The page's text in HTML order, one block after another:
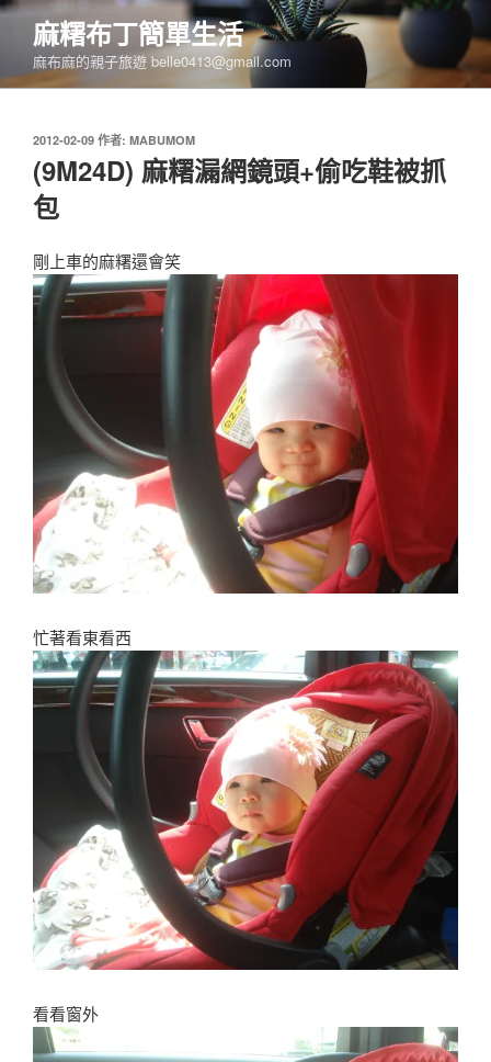
跳
要
麻糬布丁簡單生活
麻布麻的親子旅遊 belle0413@gmail.com
發
佈
於
2012-02-09 作者: MABUMOM
(9M24D) 麻糬漏網鏡頭+偷吃鞋被抓
包
剛上車的麻糬還會笑
忙著看東看西
看看窗外